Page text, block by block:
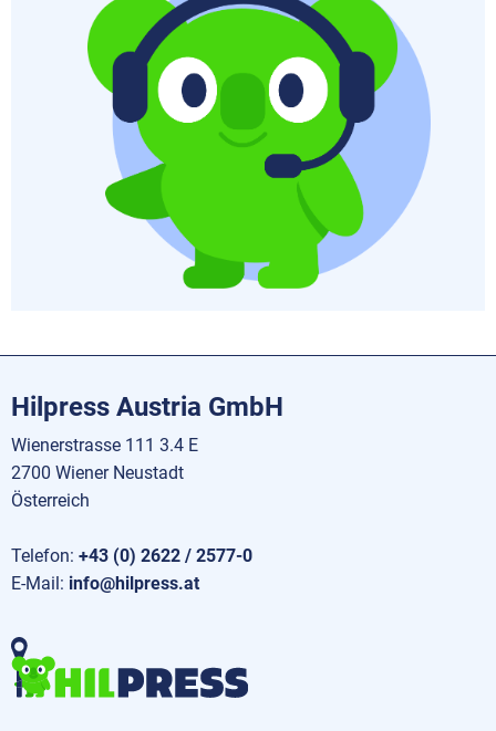
Hilpress Austria GmbH
Wienerstrasse 111 3.4 E
2700 Wiener Neustadt
Österreich
Telefon: +43 (0) 2622 / 2577-0
E-Mail: info@hilpress.at